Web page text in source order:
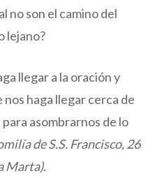
no son el camino del
lejano?
llegar a la oración y
nos haga llegar cerca de
para asombrarnos de lo
de S.S. Francisco, 26
Marta).